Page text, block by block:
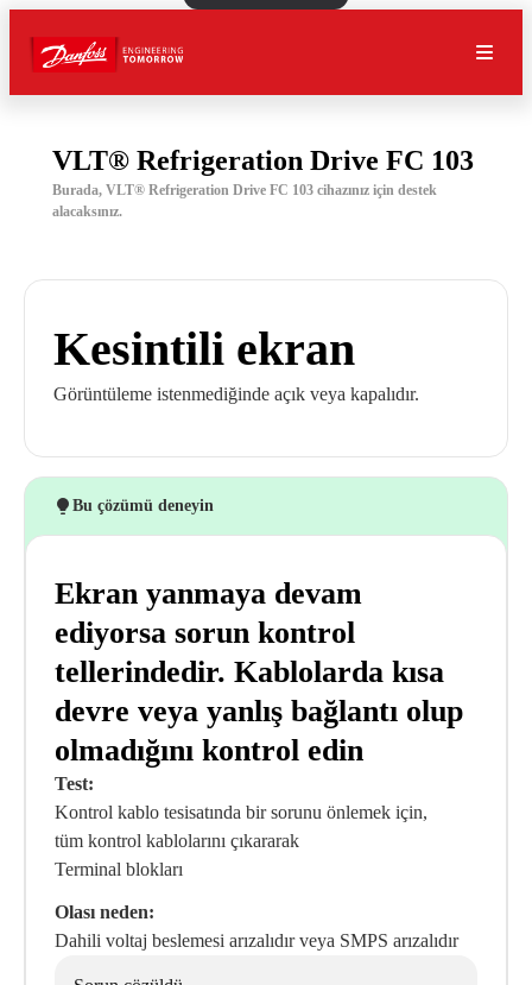
VLT® Refrigeration Drive FC 103
Burada, VLT® Refrigeration Drive FC 103 cihazınız için destek
alacaksınız.
Kesintili ekran
Görüntüleme istenmediğinde açık veya kapalıdır.
Bu çözümü deneyin
Ekran yanmaya devam
ediyorsa sorun kontrol
tellerindedir. Kablolarda kısa
devre veya yanlış bağlantı olup
olmadığını kontrol edin
Test:
Kontrol kablo tesisatında bir sorunu önlemek için,
tüm kontrol kablolarını çıkararak
Terminal blokları
Olası neden:
Dahili voltaj beslemesi arızalıdır veya SMPS arızalıdır